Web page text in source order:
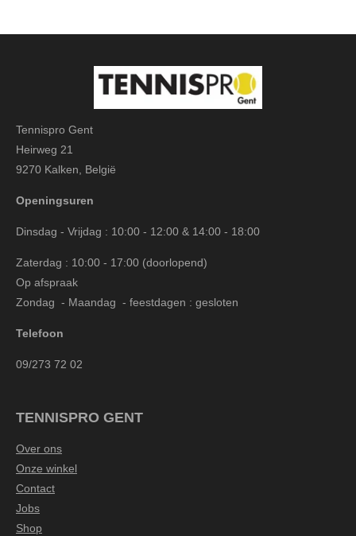
Tennispro Gent
Heirweg 21
9270 Kalken, België
Openingsuren
Dinsdag - Vrijdag : 10:00 - 12:00 & 14:00 - 18:00
Zaterdag : 10:00 - 17:00 (doorlopend)
Op afspraak
Zondag - Maandag - feestdagen : gesloten
Telefoon
09/273 72 02
TENNISPRO GENT
Over ons
Onze winkel
Contact
Jobs
Shop